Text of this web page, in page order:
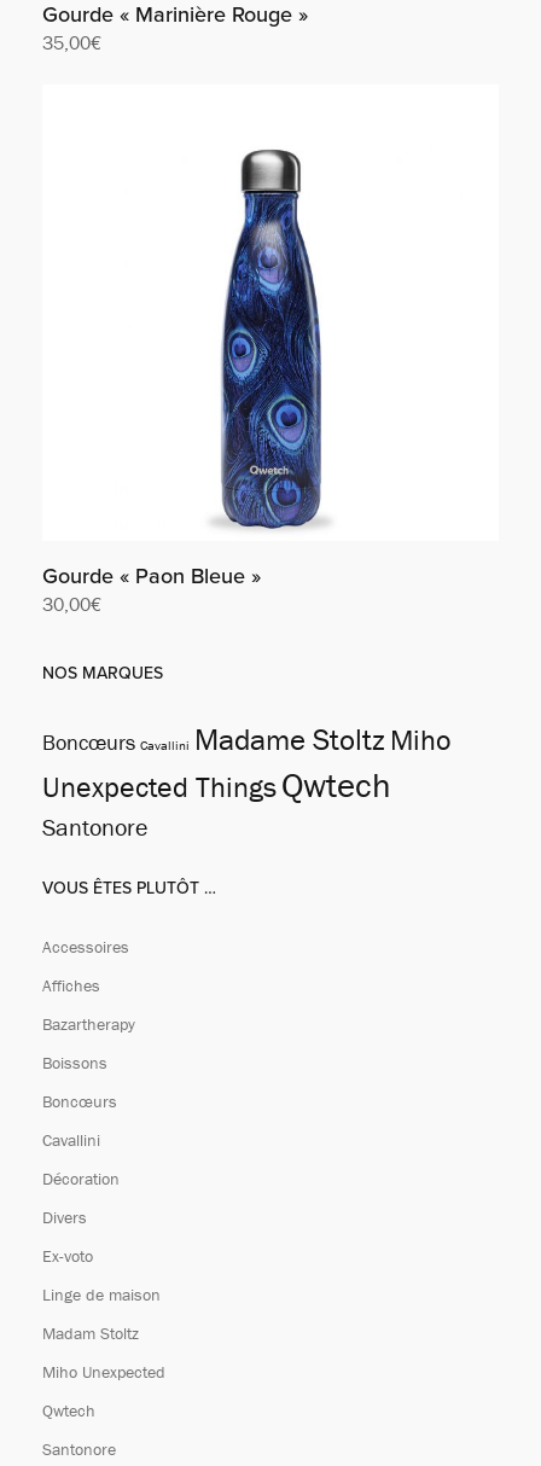
Gourde « Marinière Rouge »
35,00€
Gourde « Paon Bleue »
30,00€
NOS MARQUES
Boncœurs Cavallini Madame Stoltz Miho
Unexpected ThingsQwtech
Santonore
VOUS ÊTES PLUTÔT …
Accessoires
Affiches
Bazartherapy
Boissons
Boncœurs
Cavallini
Décoration
Divers
Ex-voto
Linge de maison
Madam Stoltz
Miho Unexpected
Qwtech
Santonore